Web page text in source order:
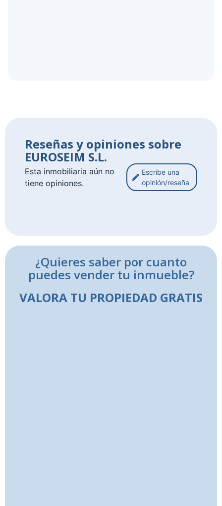
Reseñas y opiniones sobre
EUROSEIM S.L.
Esta inmobiliaria aún no
tiene opiniones.
Escribe una
opinión/reseña
¿Quieres saber por cuanto
puedes vender tu inmueble?
VALORA TU PROPIEDAD GRATIS